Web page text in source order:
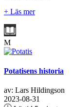
+ Läs mer
M
Potatisens historia
av: Lars Hildingson
2023-08-31